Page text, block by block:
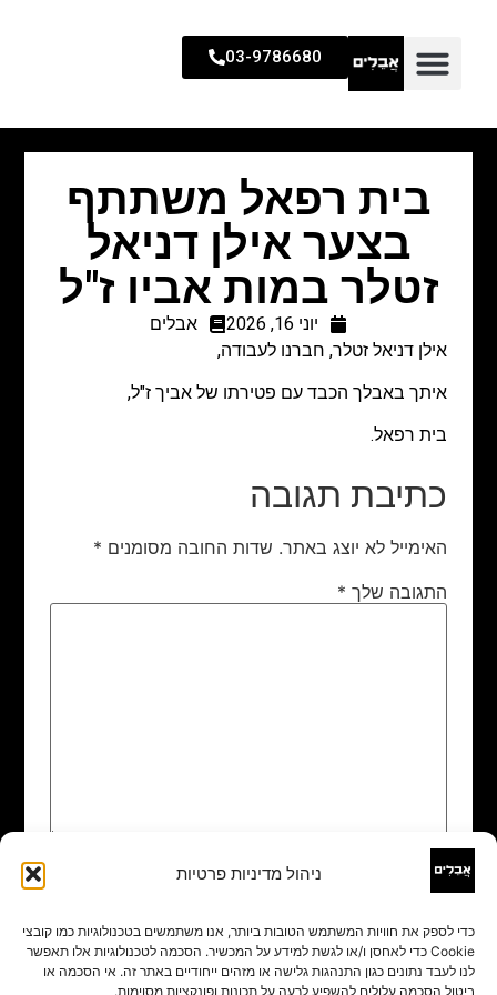
ניהול מדיניות פרטיות
כדי לספק את חוויות המשתמש הטובות ביותר, אנו משתמשים בטכנולוגיות כמו קובצי
Cookie כדי לאחסן ו/או לגשת למידע על המכשיר. הסכמה לטכנולוגיות אלו תאפשר
לנו לעבד נתונים כגון התנהגות גלישה או מזהים ייחודיים באתר זה. אי הסכמה או
ביטול הסכמה עלולים להשפיע לרעה על תכונות ופונקציות מסוימות.
03-9786680
בית רפאל משתתף
בצער אילן דניאל
זטלר במות אביו ז"ל
יוני 16, 2026
אבלים
אילן דניאל זטלר, חברנו לעבודה,
איתך באבלך הכבד עם פטירתו של אביך ז"ל,
בית רפאל.
כתיבת תגובה
האימייל לא יוצג באתר. שדות החובה מסומנים *
התגובה שלך *
שם
אימייל*